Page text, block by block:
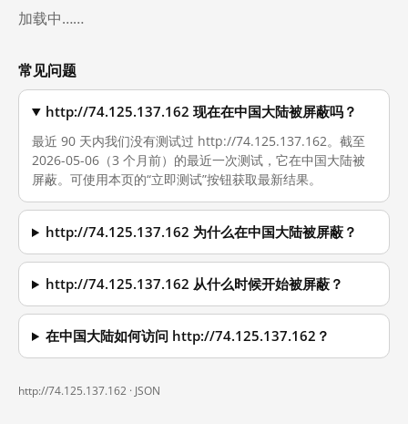
加载中……
常见问题
http://74.125.137.162 现在在中国大陆被屏蔽吗？
最近 90 天内我们没有测试过 http://74.125.137.162。截至
2026-05-06（3 个月前）的最近一次测试，它在中国大陆被
屏蔽。可使用本页的“立即测试”按钮获取最新结果。
http://74.125.137.162 为什么在中国大陆被屏蔽？
http://74.125.137.162 从什么时候开始被屏蔽？
在中国大陆如何访问 http://74.125.137.162？
http://74.125.137.162 · JSON